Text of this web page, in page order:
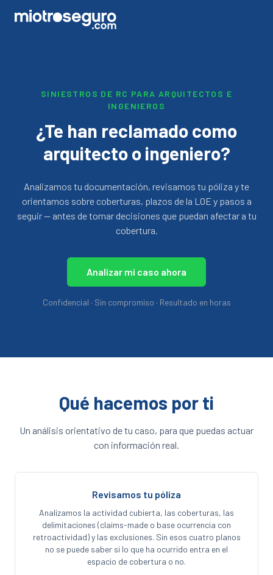
SINIESTROS DE RC PARA ARQUITECTOS E
INGENIEROS
¿Te han reclamado como
arquitecto o ingeniero?
Analizamos tu documentación, revisamos tu póliza y te
orientamos sobre coberturas, plazos de la LOE y pasos a
seguir — antes de tomar decisiones que puedan afectar a tu
cobertura.
Analizar mi caso ahora
Confidencial · Sin compromiso · Resultado en horas
Qué hacemos por ti
Un análisis orientativo de tu caso, para que puedas actuar
con información real.
Revisamos tu póliza
Analizamos la actividad cubierta, las coberturas, las
delimitaciones (claims-made o base ocurrencia con
retroactividad) y las exclusiones. Sin esos cuatro planos
no se puede saber si lo que ha ocurrido entra en el
espacio de cobertura o no.